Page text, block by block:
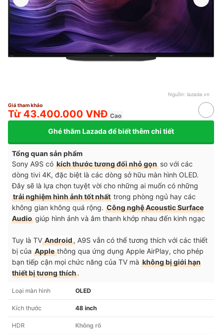
Nguồn: lazada.vn
Giá tham khảo
Từ 43.400.000 VNĐ Cao
Ghé thăm Lazada để biết thêm chi tiết
Tổng quan sản phẩm
Sony A9S có kích thước tương đối nhỏ gọn so với các
dòng tivi 4K, đặc biệt là các dòng sở hữu màn hình OLED.
Đây sẽ là lựa chọn tuyệt vời cho những ai muốn có những
trải nghiệm hình ảnh tốt nhất trong phòng ngủ hay các
không gian không quá rộng. Công nghệ Acoustic Surface
Audio giúp hình ảnh và âm thanh khớp nhau đến kinh ngạc
Tuy là TVAndroid, A9S vẫn có thể tương thích với các thiết
bị của Applethông qua ứng dụng Apple AirPlay, cho phép
bạn tiếp cận mọi chức năng của TV mà không bị giới hạn
thiết bị tương thích.
Loại màn hình OLED
Kích thước 48 inch
HDR Không rõ